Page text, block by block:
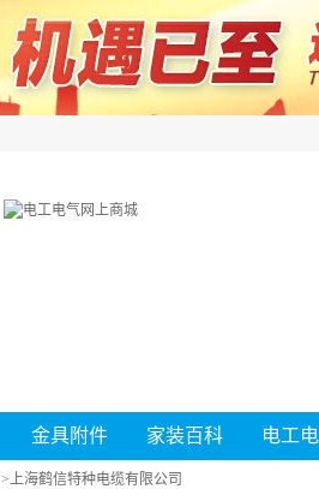
金具附件 家装百科 电工
>上海鹤信特种电缆有限公司